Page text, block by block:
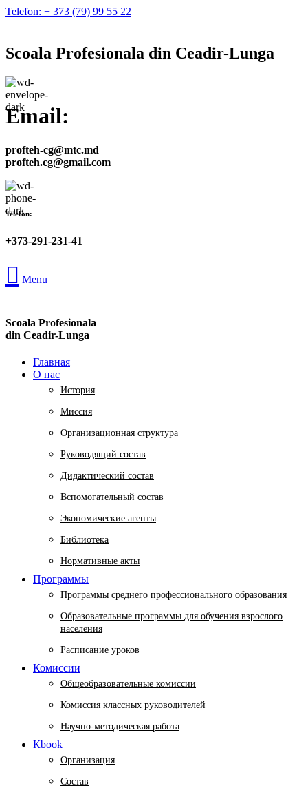
Telefon: + 373 (79) 99 55 22
Scoala Profesionala din Ceadir-Lunga
Email:
profteh-cg@mtc.md
profteh.cg@gmail.com
Telefon:
+373-291-231-41
Menu
Scoala Profesionala
din Ceadir-Lunga
Главная
О нас
История
Миссия
Организационная структура
Руководящий состав
Дидактический состав
Вспомогательный состав
Экономические агенты
Библиотека
Нормативные акты
Программы
Программы среднего профессионального образования
Образовательные программы для обучения взрослого
населения
Расписание уроков
Комиссии
Общеобразовательные комиссии
Комиссия классных руководителей
Научно-методическая работа
Кbook
Организация
Состав